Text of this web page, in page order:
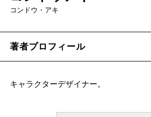
コンドウ・アキ
著者プロフィール
キャラクターデザイナー。